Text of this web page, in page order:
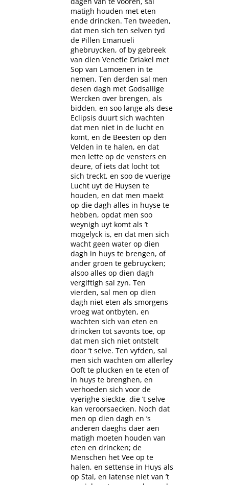
matigh houden met eten
ende drincken. Ten tweeden,
dat men sich ten selven tyd
de Pillen Emanueli
ghebruycken, of by gebreek
van dien Venetie Driakel met
Sop van Lamoenen in te
nemen. Ten derden sal men
desen dagh met Godsaliige
Wercken over brengen, als
bidden, en soo lange als dese
Eclipsis duurt sich wachten
dat men niet in de lucht en
komt, en de Beesten op den
Velden in te halen, en dat
men lette op de vensters en
deure, of iets dat locht tot
sich treckt, en soo de vuerige
Lucht uyt de Huysen te
houden, en dat men maekt
op die dagh alles in huyse te
hebben, opdat men soo
weynigh uyt komt als ’t
mogelyck is, en dat men sich
wacht geen water op dien
dagh in huys te brengen, of
ander groen te gebruycken;
alsoo alles op dien dagh
vergiftigh sal zyn. Ten
vierden, sal men op dien
dagh niet eten als smorgens
vroeg wat ontbyten, en
wachten sich van eten en
drincken tot savonts toe, op
dat men sich niet ontstelt
door ’t selve. Ten vyfden, sal
men sich wachten om allerley
Ooft te plucken en te eten of
in huys te brenghen, en
verhoeden sich voor de
vyerighe sieckte, die ’t selve
kan veroorsaecken. Noch dat
men op dien dagh en ’s
anderen daeghs daer aen
matigh moeten houden van
eten en drincken; de
Menschen het Vee op te
halen, en settense in Huys als
op Stal, en latense niet van ’t